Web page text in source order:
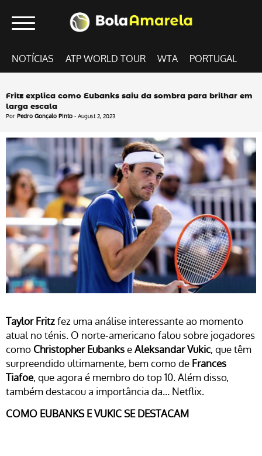
NOTÍCIAS ATP WORLD TOUR WTA PORTUGAL
Fritz explica como Eubanks saiu da sombra para brilhar em
larga escala
Por Pedro Gonçalo Pinto - August 2, 2023
Taylor Fritzfez uma análise interessante ao momento
atual no ténis. O norte-americano falou sobre jogadores
como Christopher EubankseAleksandarVukic, que têm
surpreendido ultimamente, bem como de Frances
Tiafoe, que agora é membro do top 10. Além disso,
também destacou a importância da… Netflix.
COMO EUBANKS E VUKIC SE DESTACAM